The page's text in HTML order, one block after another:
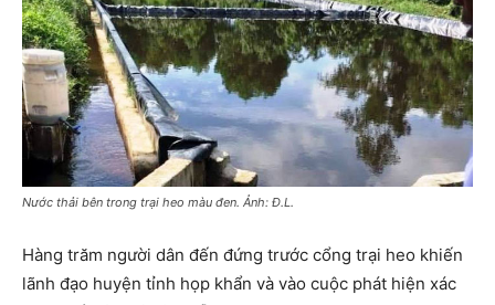
Nước thải bên trong trại heo màu đen. Ảnh: Đ.L.
Hàng trăm người dân đến đứng trước cổng trại heo khiến
lãnh đạo huyện tỉnh họp khẩn và vào cuộc phát hiện xác